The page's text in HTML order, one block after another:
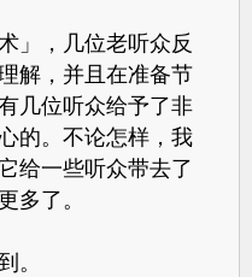
」，几位老听众反
解，并且在准备节
几位听众给予了非
的。不论怎样，我
给一些听众带去了
多了。
。